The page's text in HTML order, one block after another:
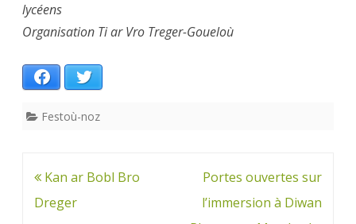
lycéens
Organisation Ti ar Vro Treger-Goueloù
Facebook
Festoù-noz
Navigation
de
Kan ar Bobl Bro
Dreger
Portes ouvertes sur
l’immersion à Diwan